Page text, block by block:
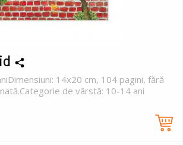
14x20 cm, 104 pagini, fără
de vârstă: 10-14 ani